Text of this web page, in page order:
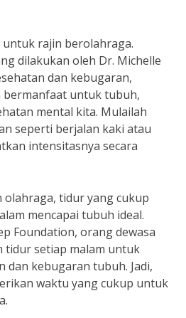
rajin berolahraga.
dilakukan oleh Dr. Michelle
dan kebugaran,
bermanfaat untuk tubuh,
mental kita. Mulailah
seperti berjalan kaki atau
intensitasnya secara
olahraga, tidur yang cukup
mencapai tubuh ideal.
Foundation, orang dewasa
tidur setiap malam untuk
dan kebugaran tubuh. Jadi,
waktu yang cukup untuk